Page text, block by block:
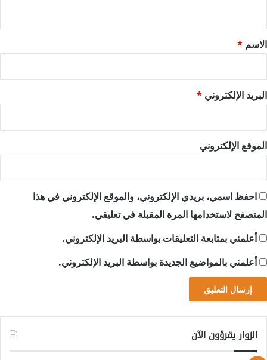
*
الاسم *
البريد الإلكتروني *
الموقع الإلكتروني
احفظ اسمي، بريدي الإلكتروني، والموقع الإلكتروني في هذا
المتصفح لاستخدامها المرة المقبلة في تعليقي.
أعلمني بمتابعة التعليقات بواسطة البريد الإلكتروني.
أعلمني بالمواضيع الجديدة بواسطة البريد الإلكتروني.
الزوار يقرؤون الآن